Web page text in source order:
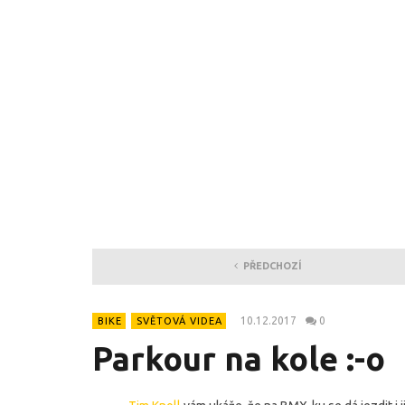
PŘEDCHOZÍ
BIKE SVĚTOVÁ VIDEA 10.12.2017 0
Parkour na kole :-o